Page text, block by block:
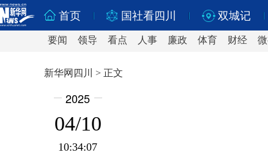
首页 国社看四川 双城记
要闻 领导 看点 人事 廉政 体育 财经
新华网四川 > 正文
2025
04/10
10:34:07